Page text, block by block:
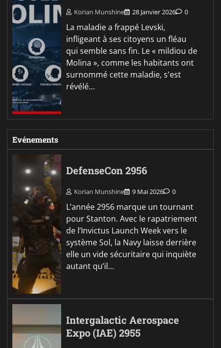
Korian Munshine 28 Janvier 2026 0
La maladie a frappé Levski,
infligeant à ses citoyens un fléau
qui semble sans fin. Le « mildiou de
Molina », comme les habitants ont
surnommé cette maladie, s'est
révélé…
Evénements
DefenseCon 2956
Korian Munshine 9 Mai 2026 0
L’année 2956 marque un tournant
pour Stanton. Avec le rapatriement
de l’Invictus Launch Week vers le
système Sol, la Navy laisse derrière
elle un vide sécuritaire qui inquiète
autant qu’il…
Intergalactic Aerospace
Expo (IAE) 2955